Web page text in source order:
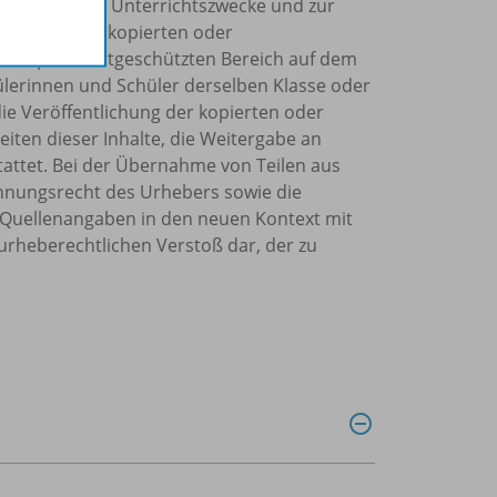
für eigene Unterrichtszwecke und zur
Sie die kopierten oder
passwortgeschützten Bereich auf dem
und Schüler derselben Klasse oder
Veröffentlichung der kopierten oder
dieser Inhalte, die Weitergabe an
Bei der Übernahme von Teilen aus
des Urhebers sowie die
in den neuen Kontext mit
Verstoß dar, der zu